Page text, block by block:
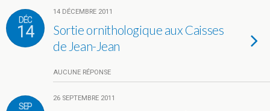
DÉC
14
14 DÉCEMBRE 2011
Sortie ornithologique aux Caisses
de Jean-Jean
AUCUNE RÉPONSE
SEP
26 SEPTEMBRE 2011